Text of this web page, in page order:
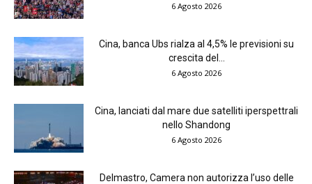
6 Agosto 2026
Cina, banca Ubs rialza al 4,5% le previsioni su
crescita del...
6 Agosto 2026
Cina, lanciati dal mare due satelliti iperspettrali
nello Shandong
6 Agosto 2026
Delmastro, Camera non autorizza l’uso delle